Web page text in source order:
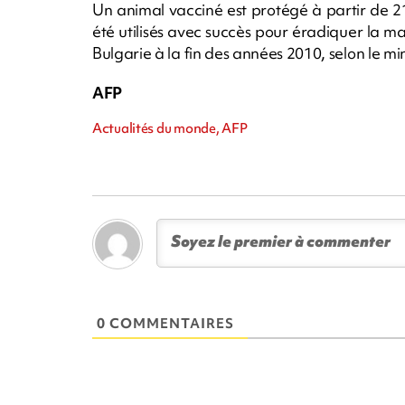
Un animal vacciné est protégé à partir de
été utilisés avec succès pour éradiquer la
Bulgarie à la fin des années 2010, selon le
AFP
Actualités du monde, AFP
0 COMMENTAIRES